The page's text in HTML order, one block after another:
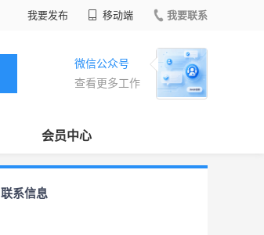
我要发布 移动端 我要联系
微信公众号
查看更多工作
会员中心
联系信息